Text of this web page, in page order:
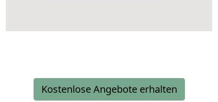
Kostenlose Angebote erhalten